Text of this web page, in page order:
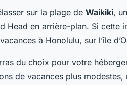
sur la plage de Waikiki,
Head en arrière-plan. Si cette
à Honolulu, sur l’île
du choix pour votre
de vacances plus modestes,